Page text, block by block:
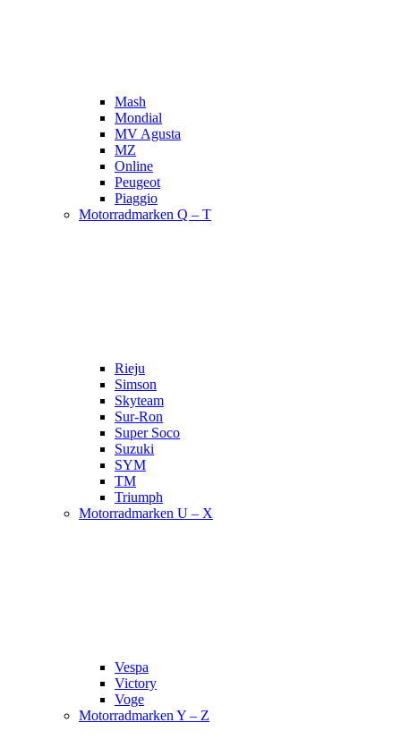
Mash
Mondial
MV Agusta
MZ
Online
Peugeot
Piaggio
Motorradmarken Q – T
Rieju
Simson
Skyteam
Sur-Ron
Super Soco
Suzuki
SYM
TM
Triumph
Motorradmarken U – X
Vespa
Victory
Voge
Motorradmarken Y – Z